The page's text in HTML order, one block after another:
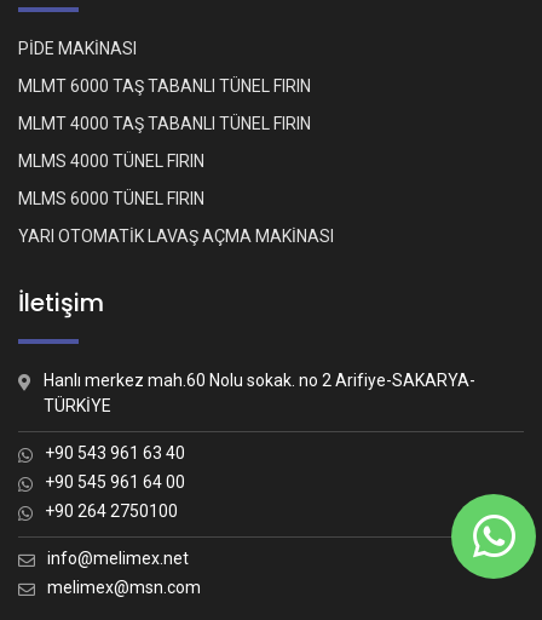
PİDE MAKİNASI
MLMT 6000 TAŞ TABANLI TÜNEL FIRIN
MLMT 4000 TAŞ TABANLI TÜNEL FIRIN
MLMS 4000 TÜNEL FIRIN
MLMS 6000 TÜNEL FIRIN
YARI OTOMATİK LAVAŞ AÇMA MAKİNASI
İletişim
Hanlı merkez mah.60 Nolu sokak. no 2 Arifiye-SAKARYA-
TÜRKİYE
+90 543 961 63 40
+90 545 961 64 00
+90 264 2750100
info@melimex.net
melimex@msn.com
Nasıl yardımcı olabiliriz?